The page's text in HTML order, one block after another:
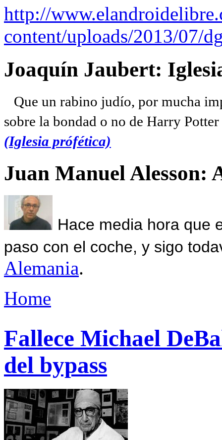
http://
content/uploads/2013/07/
Joaquín Jaubert:
Que un rabino judío, por mucha
sobre la bondad o no de Harry
(Iglesia prófética)
Juan Manuel Alesson:
Hace media hora que
paso con el coche, y sigo
Alemania.
Home
Fallece Michael
del bypass